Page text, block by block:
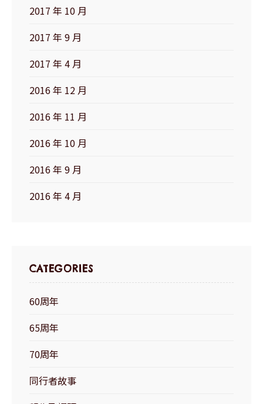
2017 年 10 月
2017 年 9 月
2017 年 4 月
2016 年 12 月
2016 年 11 月
2016 年 10 月
2016 年 9 月
2016 年 4 月
CATEGORIES
60周年
65周年
70周年
同行者故事